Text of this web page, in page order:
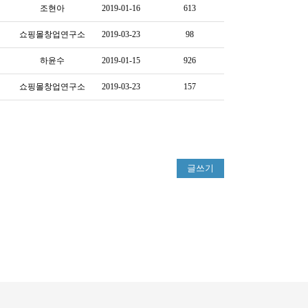
조현아 2019-01-16 613
쇼핑몰창업연구소 2019-03-23 98
하윤수 2019-01-15 926
쇼핑몰창업연구소 2019-03-23 157
글쓰기